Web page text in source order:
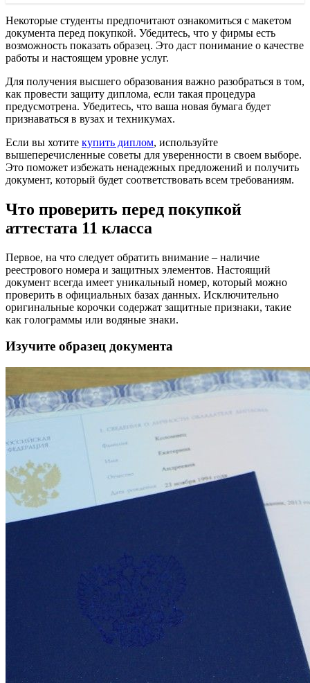
Некоторые студенты предпочитают ознакомиться с макетом
документа перед покупкой. Убедитесь, что у фирмы есть
возможность показать образец. Это даст понимание о качестве
работы и настоящем уровне услуг.
Для получения высшего образования важно разобраться в том,
как провести защиту диплома, если такая процедура
предусмотрена. Убедитесь, что ваша новая бумага будет
признаваться в вузах и техникумах.
Если вы хотите купить диплом, используйте
вышеперечисленные советы для уверенности в своем выборе.
Это поможет избежать ненадежных предложений и получить
документ, который будет соответствовать всем требованиям.
Что проверить перед покупкой
аттестата 11 класса
Первое, на что следует обратить внимание – наличие
реестрового номера и защитных элементов. Настоящий
документ всегда имеет уникальный номер, который можно
проверить в официальных базах данных. Исключительно
оригинальные корочки содержат защитные признаки, такие
как голограммы или водяные знаки.
Изучите образец документа